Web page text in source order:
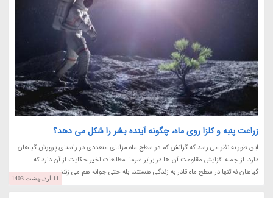
زراعت پنبه و کلزا روی ماه، چگونه آینده بشر را شکل می دهد؟
این طور به نظر می رسد که گرانش کم در سطح ماه مزایای متعددی در راستای پرورش گیاهان
دارد، از جمله افزایش مقاومت آن ها در برابر سرما. مطالعات اخیر حکایت از آن دارد که
گیاهان نه تنها در سطح ماه قادر به زندگی هستند، بله حتی جوانه هم می زنند.
11 اردیبهشت 1403